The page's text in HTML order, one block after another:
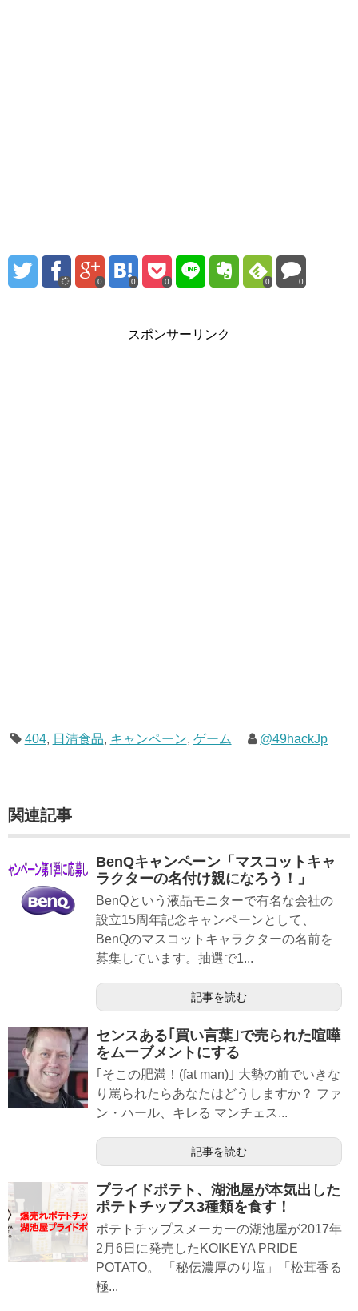
0 0 0 0 0
スポンサーリンク
404, 日清食品, キャンペーン, ゲーム @49hackJp
関連記事
BenQキャンペーン「マスコットキャ
ラクターの名付け親になろう！」
BenQという液晶モニターで有名な会社の
設立15周年記念キャンペーンとして、
BenQのマスコットキャラクターの名前を
募集しています。抽選で1...
記事を読む
センスある｢買い言葉｣で売られた喧嘩
をムーブメントにする
｢そこの肥満！(fat man)｣ 大勢の前でいきな
り罵られたらあなたはどうしますか？ ファ
ン・ハール、キレる マンチェス...
記事を読む
プライドポテト、湖池屋が本気出した
ポテトチップス3種類を食す！
ポテトチップスメーカーの湖池屋が2017年
2月6日に発売したKOIKEYA PRIDE
POTATO。 「秘伝濃厚のり塩」「松茸香る
極...